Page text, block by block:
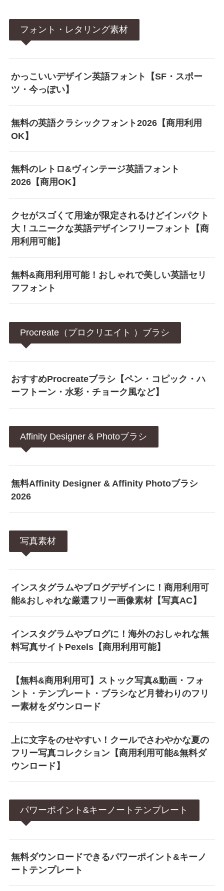
フォント・レタリング素材
かっこいいデザイン英語フォント【SF・スポー
ツ・今っぽい】
無料の英語クラシックフォント2026【商用利用
OK】
無料のレトロ&ヴィンテージ英語フォント
2026【商用OK】
クセがスゴくて用途が限定されるけどインパクト
大！ユニークな英語デザインフリーフォント【商
用利用可能】
無料&商用利用可能！おしゃれで美しい英語セリ
フフォント
Procreate（プロクリエイト ）ブラシ
おすすめProcreateブラシ【ペン・コピック・ハ
ーフトーン・水彩・チョーク風など】
Affinity Designer & Photoブラシ
無料Affinity Designer & Affinity Photoブラシ
2026
写真素材
インスタグラムやブログデザインに！商用利用可
能&おしゃれな厳選フリー画像素材【写真AC】
インスタグラムやブログに！海外のおしゃれな無
料写真サイトPexels【商用利用可能】
【無料&商用利用可】ストック写真&動画・フォ
ント・テンプレート・ブラシなど月替わりのフリ
ー素材をダウンロード
上に文字をのせやすい！クールでさわやかな夏の
フリー写真コレクション【商用利用可能&無料ダ
ウンロード】
パワーポイント&キーノートテンプレート
無料ダウンロードできるパワーポイント&キーノ
ートテンプレート